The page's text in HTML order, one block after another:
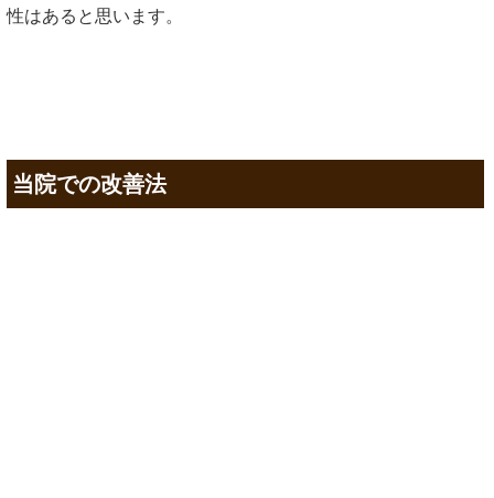
性はあると思います。
当院での改善法